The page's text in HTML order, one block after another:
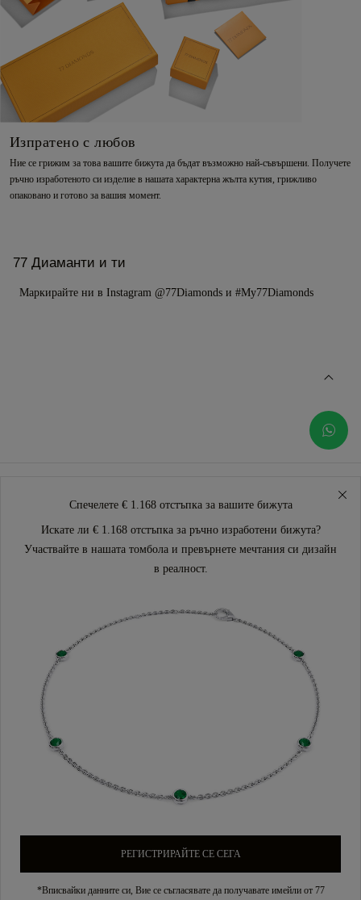
Изпратено с любов
Ние се грижим за това вашите бижута да бъдат възможно най-съвършени. Получете
ръчно изработеното си изделие в нашата характерна жълта кутия, грижливо
опаковано и готово за вашия момент.
77 Диаманти и ти
Маркирайте ни в Instagram @77Diamonds и #My77Diamonds
Спечелете € 1.168 отстъпка за вашите бижута
Искате ли € 1.168 отстъпка за ръчно изработени бижута?
Участвайте в нашата томбола и превърнете мечтания си дизайн
в реалност.
РЕГИСТРИРАЙТЕ СЕ СЕГА
*Вписвайки данните си, Вие се съгласявате да получавате имейли от 77